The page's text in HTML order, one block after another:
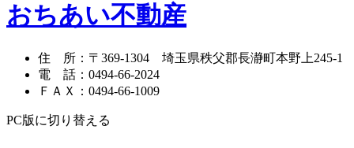
おちあい不動産
住 所 ： 〒369-1304 埼玉県秩父郡長瀞町本野上245-1
電 話 ： 0494-66-2024
ＦＡＸ
： 0494-66-1009
PC版に切り替える